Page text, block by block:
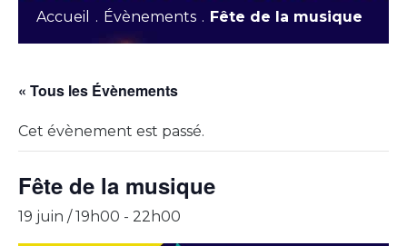
Accueil . Évènements . Fête de la musique
« Tous les Évènements
Cet évènement est passé.
Fête de la musique
19 juin / 19h00 - 22h00